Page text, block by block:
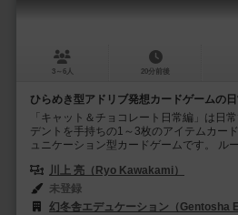
3～6人 20分前後
ひらめき型アドリブ発想カードゲームの日
「キャット＆チョコレート日常編」は日
デントを手持ちの1～3枚のアイテムカー
ュニケーション型カードゲームです。 ル
川上 亮（Ryo Kawakami）
未登録
幻冬舎エデュケーション（Gentosha